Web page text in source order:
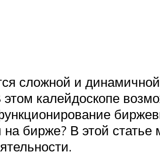
сложной и
калейдоскопе
бирже? В этой